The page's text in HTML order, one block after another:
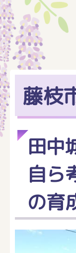
藤枝
田中
自ら
の育